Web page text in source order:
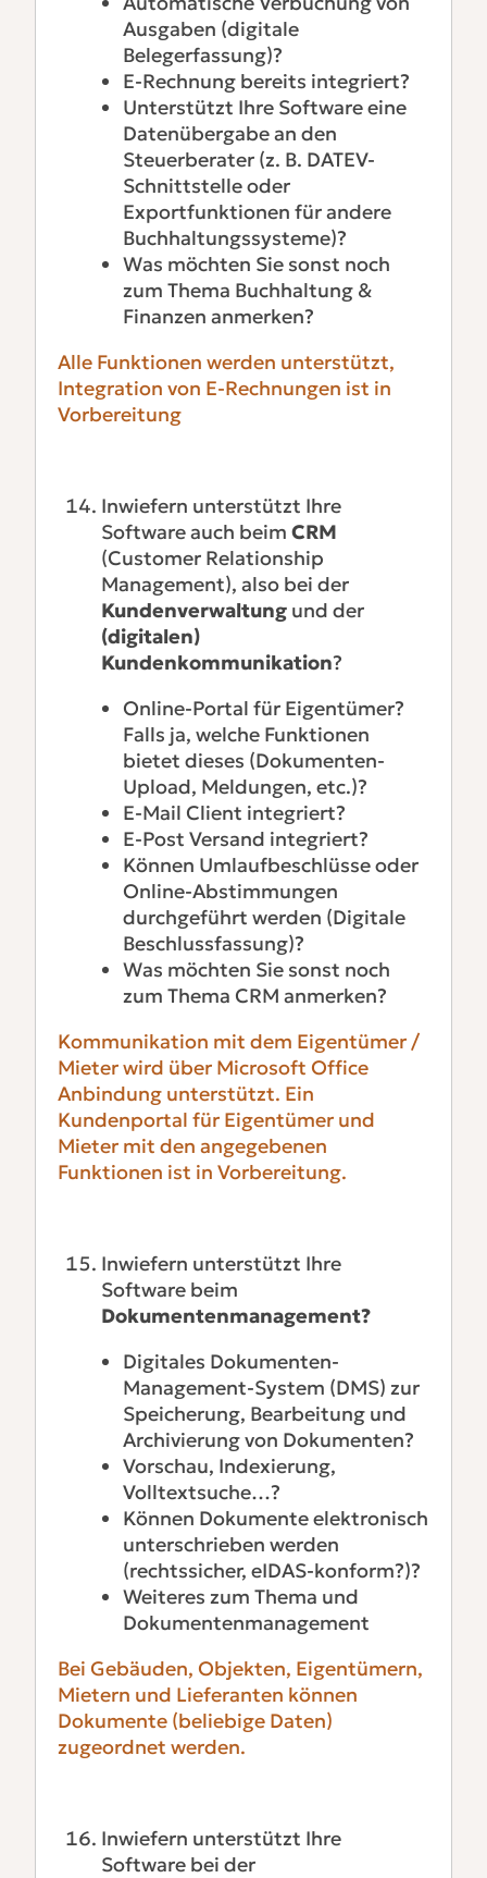
Ausgaben (digitale
Belegerfassung)?
E-Rechnung bereits integriert?
Unterstützt Ihre Software eine
Datenübergabe an den
Steuerberater (z. B. DATEV-
Schnittstelle oder
Exportfunktionen für andere
Buchhaltungssysteme)?
Was möchten Sie sonst noch
zum Thema Buchhaltung &
Finanzen anmerken?
Alle Funktionen werden unterstützt,
Integration von E-Rechnungen ist in
Vorbereitung
Inwiefern unterstützt Ihre
Software auch beim CRM
(Customer Relationship
Management), also bei der
Kundenverwaltung und der
(digitalen)
Kundenkommunikation?
Online-Portal für Eigentümer?
Falls ja, welche Funktionen
bietet dieses (Dokumenten-
Upload, Meldungen, etc.)?
E-Mail Client integriert?
E-Post Versand integriert?
Können Umlaufbeschlüsse oder
Online-Abstimmungen
durchgeführt werden (Digitale
Beschlussfassung)?
Was möchten Sie sonst noch
zum Thema CRM anmerken?
Kommunikation mit dem Eigentümer /
Mieter wird über Microsoft Office
Anbindung unterstützt. Ein
Kundenportal für Eigentümer und
Mieter mit den angegebenen
Funktionen ist in Vorbereitung.
Inwiefern unterstützt Ihre
Software beim
Dokumentenmanagement?
Digitales Dokumenten-
Management-System (DMS) zur
Speicherung, Bearbeitung und
Archivierung von Dokumenten?
Vorschau, Indexierung,
Volltextsuche…?
Können Dokumente elektronisch
unterschrieben werden
(rechtssicher, eIDAS-konform?)?
Weiteres zum Thema und
Dokumentenmanagement
Bei Gebäuden, Objekten, Eigentümern,
Mietern und Lieferanten können
Dokumente (beliebige Daten)
zugeordnet werden.
Inwiefern unterstützt Ihre
Software bei der